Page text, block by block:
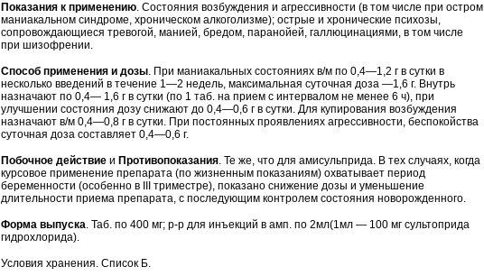
Показания к применению. Состояния возбуждения и агрессивности (в том числе при остром
маниакальном синдроме, хроническом алкоголизме); острые и хронические психозы,
сопровождающиеся тревогой, манией, бредом, паранойей, галлюцинациями, в том числе
при шизофрении.
Способ применения и дозы. При маниакальных состояниях в/м по 0,4—1,2 г в сутки в
несколько введений в течение 1—2 недель, максимальная суточная доза —1,6 г. Внутрь
назначают по 0,4— 1,6 г в сутки (по 1 таб. на прием с интервалом не менее 6 ч), при
улучшении состояния дозу снижают до 0,4—0,6 г в сутки. Для купирования возбуждения
назначают в/м 0,4—0,8 г в сутки. При постоянных проявлениях агрессивности, беспокойства
суточная доза составляет 0,4—0,6 г.
Побочное действие и Противопоказания. Те же, что для амисульприда. В тех случаях, когда
курсовое применение препарата (по жизненным показаниям) охватывает период
беременности (особенно в III триместре), показано снижение дозы и уменьшение
длительности приема препарата, с последующим контролем состояния новорожденного.
Форма выпуска. Таб. по 400 мг; р-р для инъекций в амп. по 2мл(1мл — 100 мг сультоприда
гидрохлорида).
Условия хранения. Список Б.